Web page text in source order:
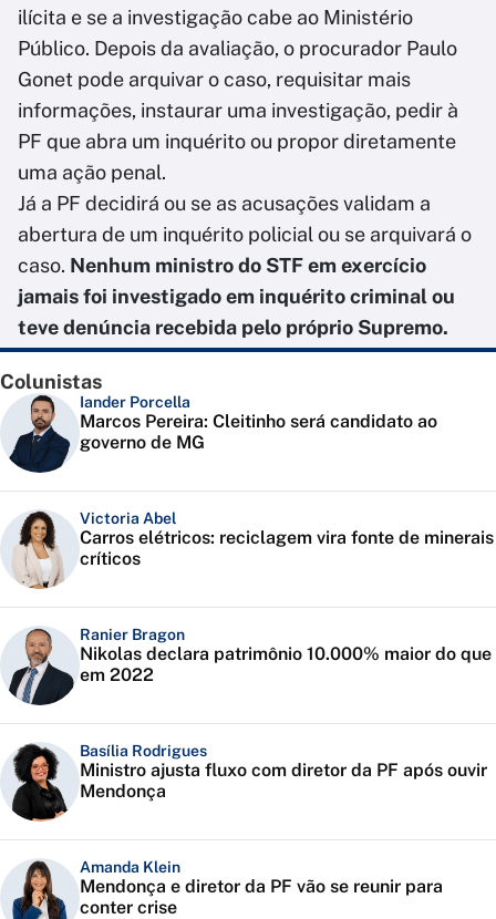
ilícita e se a investigação cabe ao Ministério
Público. Depois da avaliação, o procurador Paulo
Gonet pode arquivar o caso, requisitar mais
informações, instaurar uma investigação, pedir à
PF que abra um inquérito ou propor diretamente
uma ação penal.
Já a PF decidirá ou se as acusações validam a
abertura de um inquérito policial ou se arquivará o
caso. Nenhum ministro do STF em exercício
jamais foi investigado em inquérito criminal ou
teve denúncia recebida pelo próprio Supremo.
Colunistas
Iander Porcella
Marcos Pereira: Cleitinho será candidato ao
governo de MG
Victoria Abel
Carros elétricos: reciclagem vira fonte de minerais
críticos
Ranier Bragon
Nikolas declara patrimônio 10.000% maior do que
em 2022
Basília Rodrigues
Ministro ajusta fluxo com diretor da PF após ouvir
Mendonça
Amanda Klein
Mendonça e diretor da PF vão se reunir para
conter crise